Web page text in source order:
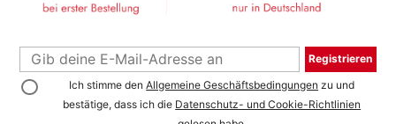
Registrieren
Ich stimme denAllgemeine Geschäftsbedingungen zu und
bestätige, dass ich die Datenschutz- und Cookie-Richtlinien